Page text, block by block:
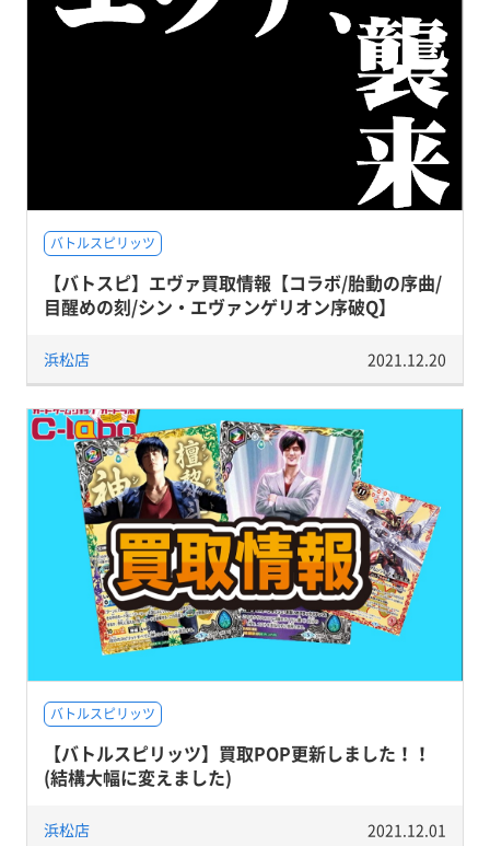
バトルスピリッツ
【バトスピ】エヴァ買取情報【コラボ/胎動の序曲/
目醒めの刻/シン・エヴァンゲリオン序破Q】
浜松店 2021.12.20
バトルスピリッツ
【バトルスピリッツ】買取POP更新しました！！
(結構大幅に変えました)
浜松店 2021.12.01